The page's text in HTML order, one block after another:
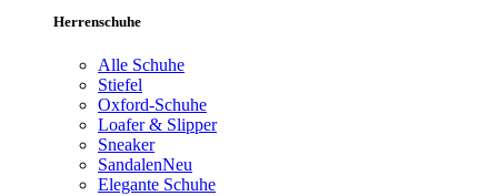
Herrenschuhe
Alle Schuhe
Stiefel
Oxford-Schuhe
Loafer & Slipper
Sneaker
SandalenNeu
Elegante Schuhe